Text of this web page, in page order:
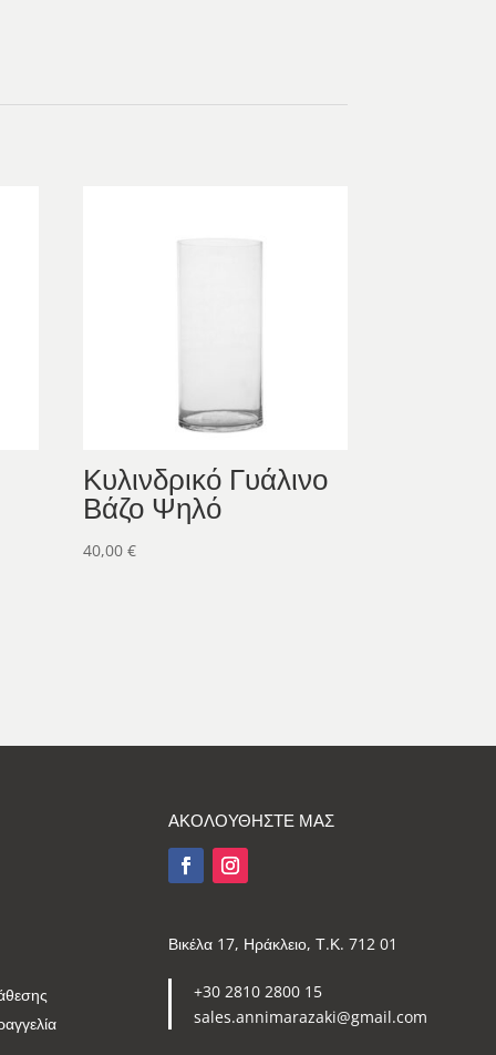
Κυλινδρικό Γυάλινο
Βάζο Ψηλό
40,00€
ΑΚΟΛΟΥΘΗΣΤΕ ΜΑΣ
Βικέλα 17, Ηράκλειο, Τ.Κ. 712 01
+30 2810 2800 15
sales.annimarazaki@gmail.com